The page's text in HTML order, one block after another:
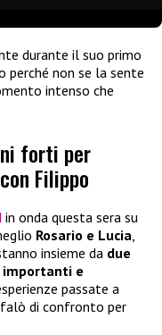
durante il suo primo
perché non se la sente
intenso che
forti per
Filippo
in onda questa sera su
Rosario e Lucia,
insieme da due
e
passate a
di confronto per